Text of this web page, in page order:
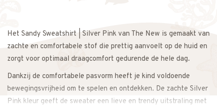
Het Sandy Sweatshirt | Silver Pink van The New is gemaakt van
zachte en comfortabele stof die prettig aanvoelt op de huid en
zorgt voor optimaal draagcomfort gedurende de hele dag.
Dankzij de comfortabele pasvorm heeft je kind voldoende
bewegingsvrijheid om te spelen en ontdekken. De zachte Silver
Pink kleur geeft de sweater een lieve en trendy uitstraling met